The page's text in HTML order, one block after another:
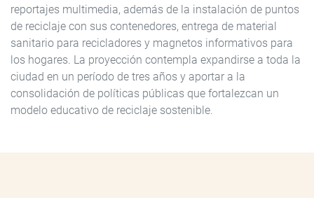
reportajes multimedia, además de la instalación de puntos
de reciclaje con sus contenedores, entrega de material
sanitario para recicladores y magnetos informativos para
los hogares. La proyección contempla expandirse a toda la
ciudad en un período de tres años y aportar a la
consolidación de políticas públicas que fortalezcan un
modelo educativo de reciclaje sostenible.